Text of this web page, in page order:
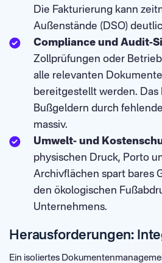
Die Fakturierung kann
Außenstände (DSO)
Compliance und Audit-
Zollprüfungen oder
alle relevanten
bereitgestellt werden. Das
Bußgeldern durch
massiv.
Umwelt- und
physischen Druck, Porto
Archivflächen spart bares
den ökologischen
Unternehmens.
Herausforderungen:
Ein isoliertes